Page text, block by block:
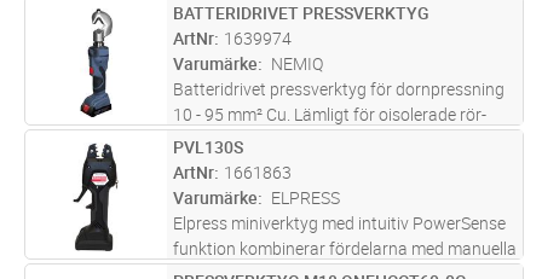
ST Lägg i kundvagn
BATTERIDRIVET PRESSVERKTYG
ArtNr 1639974
Varumärke
NEMIQ
Batteridrivet pressverktyg för dornpressning
10 - 95 mm² Cu. Lämligt för oisolerade rör-
och plåtkabelskor. Arbetar backlöst på
kopparkabelskor. Kabelskor och skarvhylsor
pressas i samma uttag. Verkt
ST Lägg i kundvagn
PVL130S
ArtNr 1661863
Varumärke
ELPRESS
Elpress miniverktyg med intuitiv PowerSense
funktion kombinerar fördelarna med manuella
pressverktyg och fördelarna med